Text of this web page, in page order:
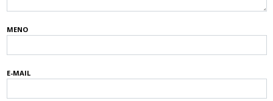
MENO
E-MAIL